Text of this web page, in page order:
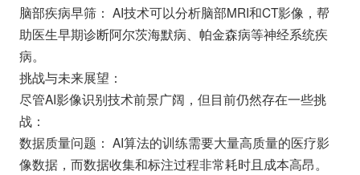
脑部疾病早筛： AI技术可以分析脑部MRI和CT影像，帮
助医生早期诊断阿尔茨海默病、帕金森病等神经系统疾
病。
挑战与未来展望：
尽管AI影像识别技术前景广阔，但目前仍然存在一些挑
战：
数据质量问题： AI算法的训练需要大量高质量的医疗影
像数据，而数据收集和标注过程非常耗时且成本高昂。